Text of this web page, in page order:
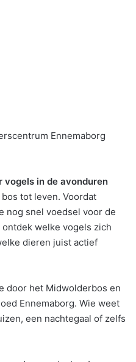
Ennemaborg
vogels in de avonduren
tot leven. Voordat
nog snel voedsel voor de
welke vogels zich
dieren juist actief
door het Midwolderbos en
Ennemaborg. Wie weet
een nachtegaal of zelfs